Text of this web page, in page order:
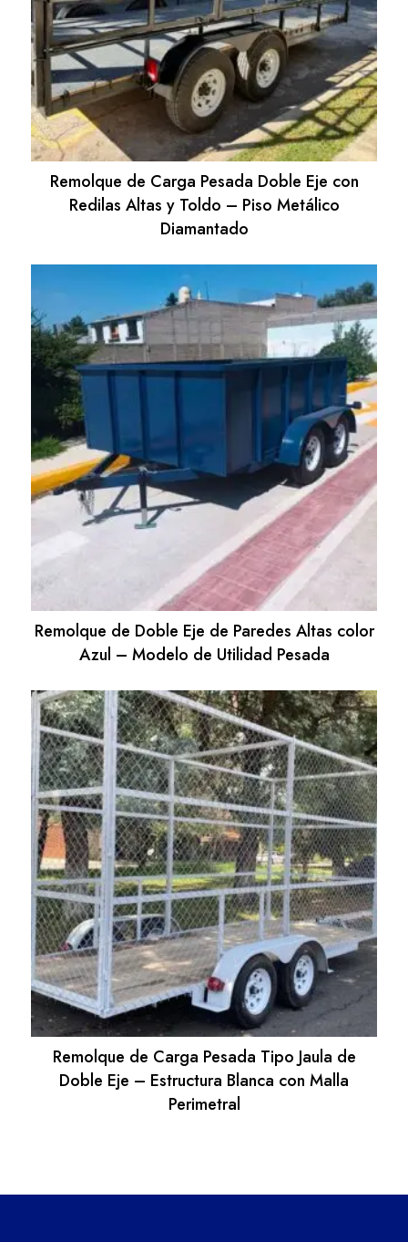
Remolque de Carga Pesada Doble Eje con
Redilas Altas y Toldo – Piso Metálico
Diamantado
Remolque de Doble Eje de Paredes Altas color
Azul – Modelo de Utilidad Pesada
Remolque de Carga Pesada Tipo Jaula de
Doble Eje – Estructura Blanca con Malla
Perimetral